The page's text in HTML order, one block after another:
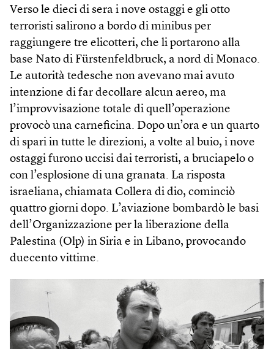
Verso le dieci di sera i nove ostaggi e gli otto
terroristi salirono a bordo di minibus per
raggiungere tre elicotteri, che li portarono alla
base Nato di Fürstenfeldbruck, a nord di Monaco.
Le autorità tedesche non avevano mai avuto
intenzione di far decollare alcun aereo, ma
l’improvvisazione totale di quell’operazione
provocò una carneficina. Dopo un’ora e un quarto
di spari in tutte le direzioni, a volte al buio, i nove
ostaggi furono uccisi dai terroristi, a bruciapelo o
con l’esplosione di una granata. La risposta
israeliana, chiamata Collera di dio, cominciò
quattro giorni dopo. L’aviazione bombardò le basi
dell’Organizzazione per la liberazione della
Palestina (Olp) in Siria e in Libano, provocando
duecento vittime.